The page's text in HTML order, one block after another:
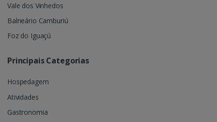
Vale dos Vinhedos
Balneário Camburiú
Foz do Iguaçú
Principais Categorias
Hospedagem
Atividades
Gastronomia